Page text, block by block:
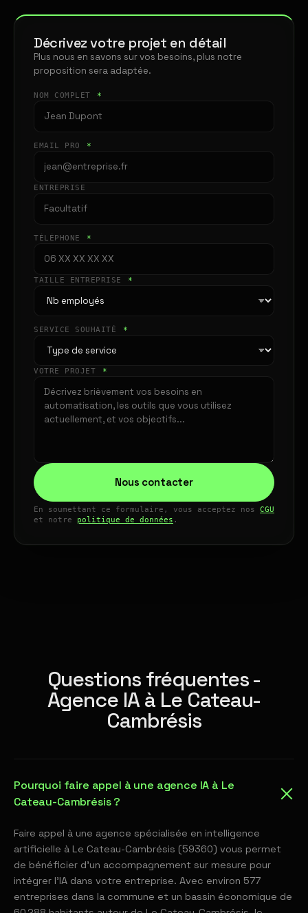
Décrivez votre projet en détail
Plus nous en savons sur vos besoins, plus notre
proposition sera adaptée.
NOM COMPLET *
EMAIL PRO *
ENTREPRISE
TÉLÉPHONE *
TAILLE ENTREPRISE *
SERVICE SOUHAITÉ *
VOTRE PROJET *
Nous contacter
En soumettant ce formulaire, vous acceptez nos CGU
et notre politique de données .
Questions fréquentes -
Agence IA à Le Cateau-
Cambrésis
Pourquoi faire appel à une agence IA à Le
Cateau-Cambrésis ?
Faire appel à une agence spécialisée en intelligence
artificielle à Le Cateau-Cambrésis (59360) vous permet
de bénéficier d'un accompagnement sur mesure pour
intégrer l'IA dans votre entreprise. Avec environ 577
entreprises dans la commune et un bassin économique de